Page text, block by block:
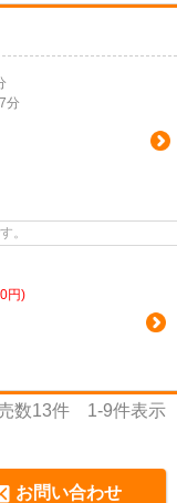
分
。
円)
数13件 1-9件表示
お問い合わせ